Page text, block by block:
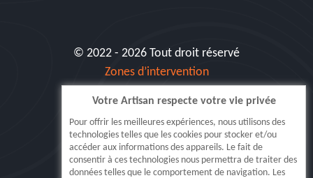
© 2022 - 2026 Tout droit réservé
Zones d’intervention
Siret: 515 062 404 000 30
Votre Artisan respecte votre vie privée
Pour offrir les meilleures expériences, nous utilisons des
technologies telles que les cookies pour stocker et/ou
accéder aux informations des appareils. Le fait de
consentir à ces technologies nous permettra de traiter des
données telles que le comportement de navigation. Les